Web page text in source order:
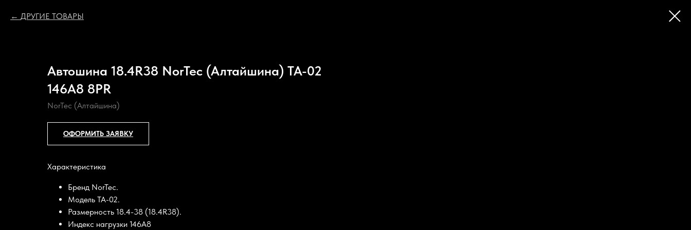
ДРУГИЕ ТОВАРЫ
Автошина 18.4R38 NorTec (Алтайшина) TA-02
146A8 8PR
NorTec (Алтайшина)
ОФОРМИТЬ ЗАЯВКУ
Характеристика
Бренд NorTec.
Модель TA-02.
Размерность 18.4-38 (18.4R38).
Индекс нагрузки 146A8